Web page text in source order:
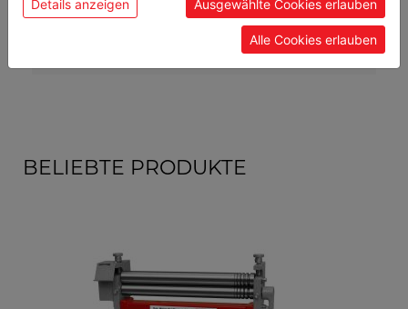
9120039909004
BELIEBTE PRODUKTE
Details anzeigen Ausgewählte Cookies erlauben
Alle Cookies erlauben